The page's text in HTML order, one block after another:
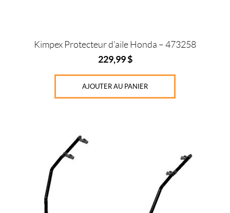
Kimpex Protecteur d’aile Honda – 473258
229,99$
AJOUTER AU PANIER